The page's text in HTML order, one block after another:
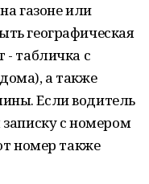
газоне или
географическая
- табличка с
а также
Если водитель
с номером
номер также